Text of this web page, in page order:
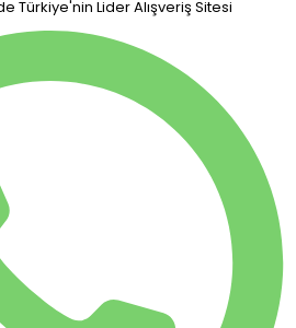
Türkiye'nin Lider Alışveriş Sitesi